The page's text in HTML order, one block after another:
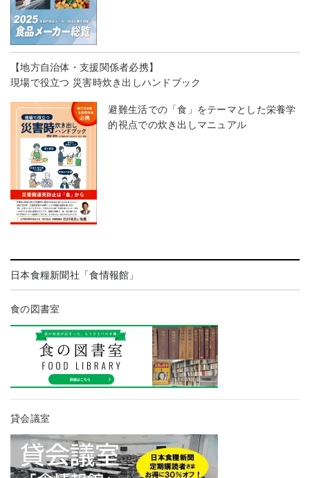
【地方自治体・支援関係者必携】
現場で役立つ 災害時炊き出しハンドブック
避難生活での「食」をテーマとした栄養学
的視点での炊き出しマニュアル
日本食糧新聞社「食情報館」
食の図書室
貸会議室